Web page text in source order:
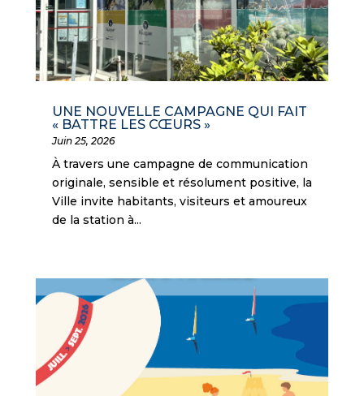
UNE NOUVELLE CAMPAGNE QUI FAIT
« BATTRE LES CŒURS »
Juin 25, 2026
À travers une campagne de communication
originale, sensible et résolument positive, la
Ville invite habitants, visiteurs et amoureux
de la station à...